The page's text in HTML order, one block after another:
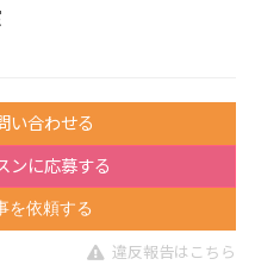
い合わせる
ンに応募する
を依頼する
違反報告はこちら